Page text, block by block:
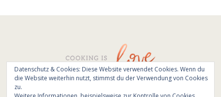
© All Rights Reserved - Cooking is love 2017.
Datenschutz & Cookies: Diese Website verwendet Cookies. Wenn du
die Website weiterhin nutzt, stimmst du der Verwendung von Cookies
zu.